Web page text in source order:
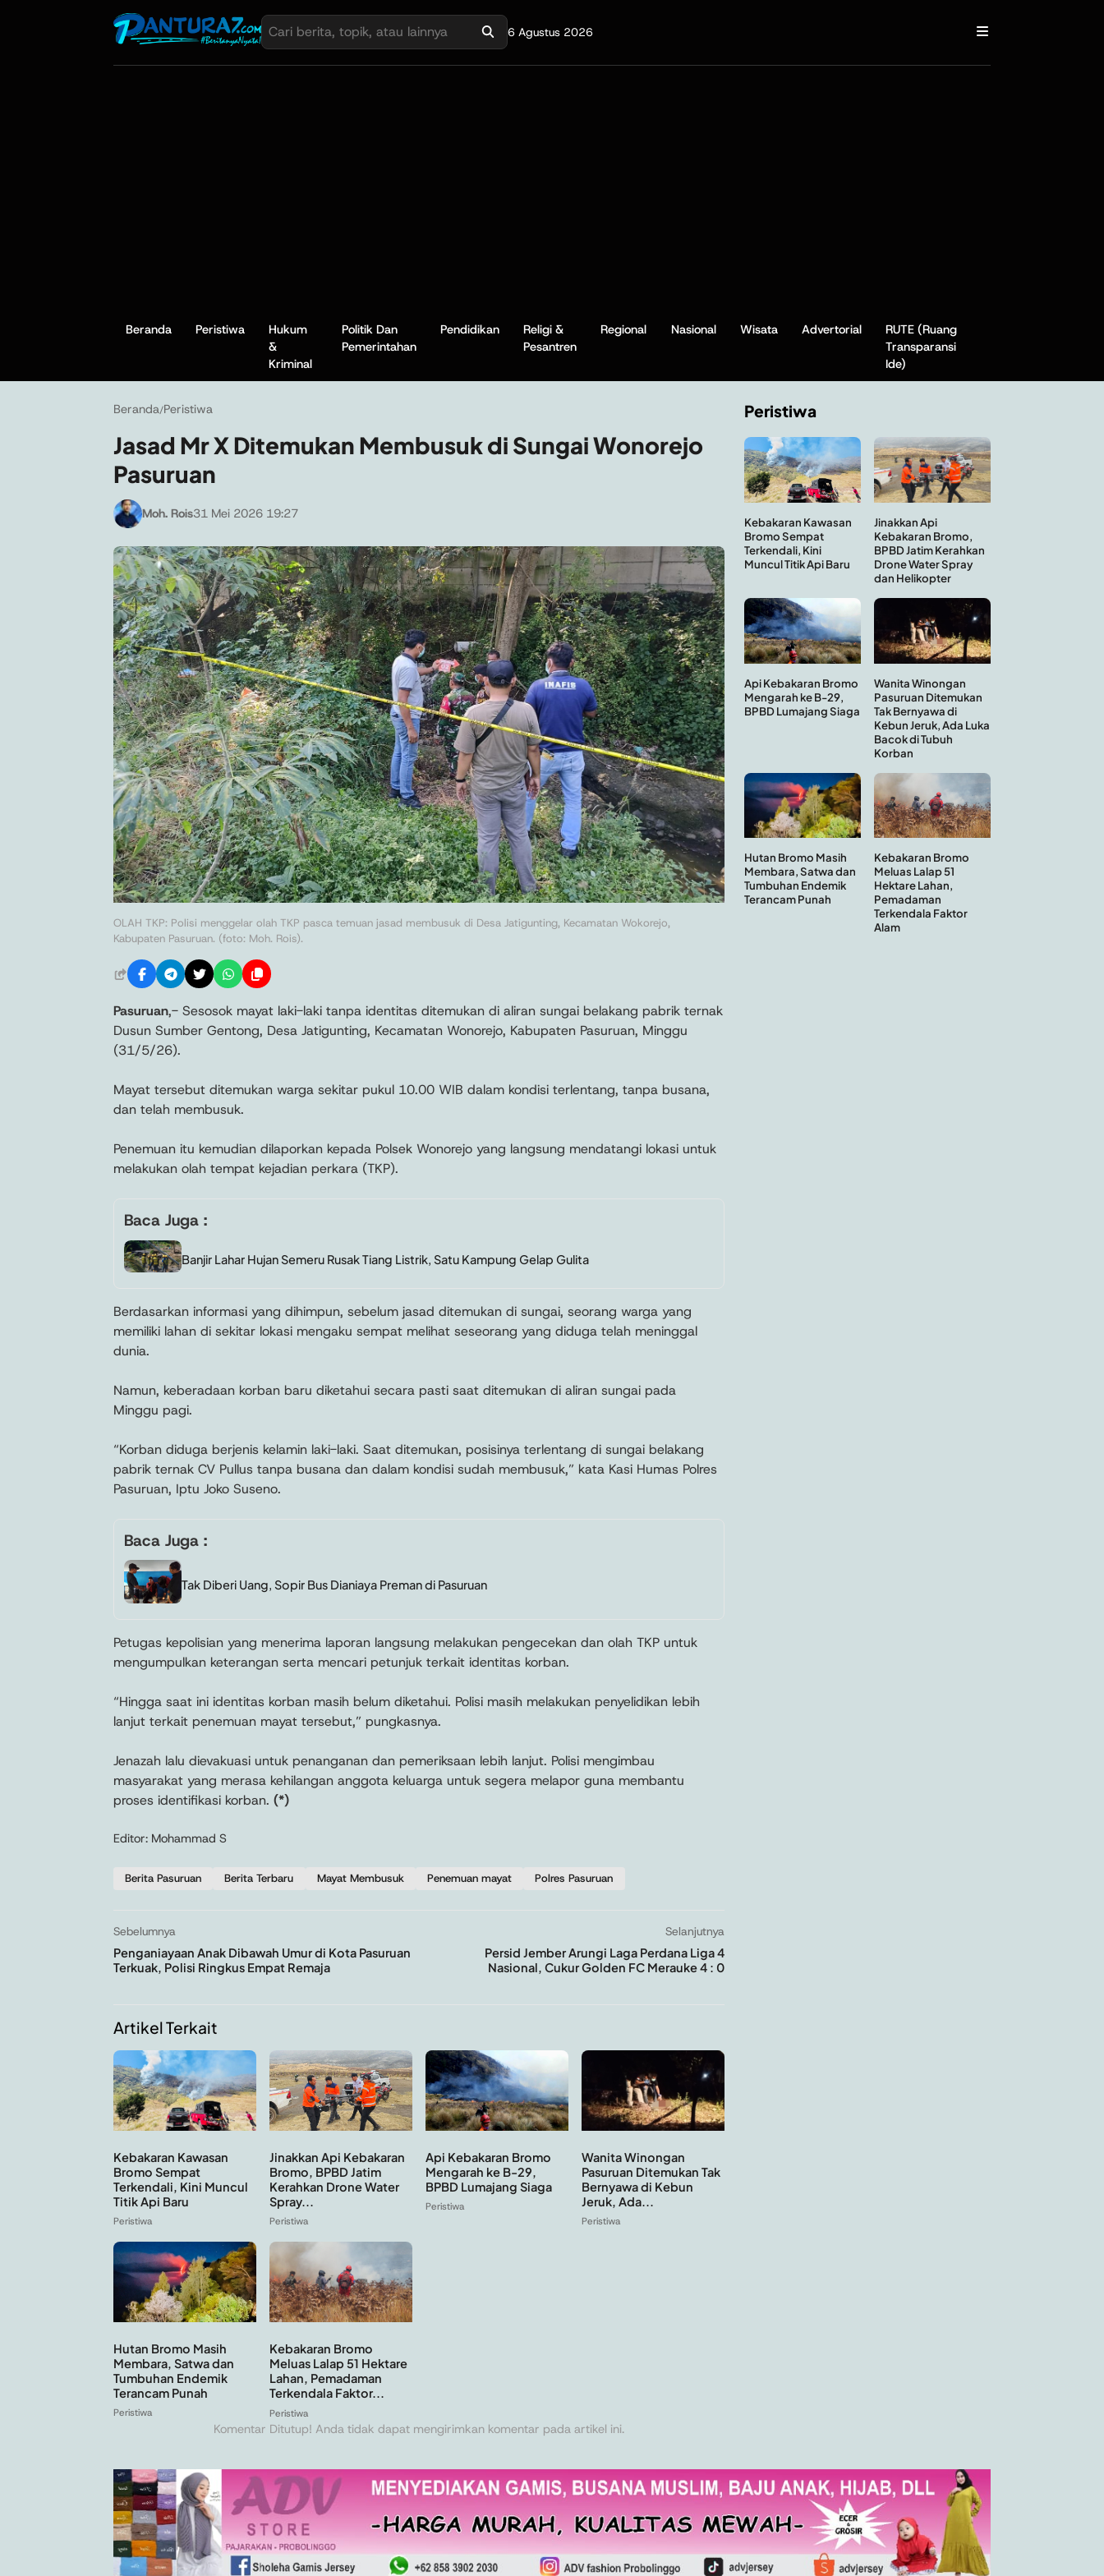
6 Agustus 2026
Beranda Peristiwa
Hukum
&
Kriminal
Politik Dan
Pemerintahan
Pendidikan
Religi &
Pesantren
Regional Nasional Wisata Advertorial
RUTE (Ruang
Transparansi
Ide)
Beranda/Peristiwa
Jasad Mr X Ditemukan Membusuk di Sungai Wonorejo
Pasuruan
Moh. Rois31 Mei 2026 19:27
OLAH TKP: Polisi menggelar olah TKP pasca temuan jasad membusuk di Desa Jatigunting, Kecamatan Wokorejo,
Kabupaten Pasuruan. (foto: Moh. Rois).
Pasuruan,- Sesosok mayat laki-laki tanpa identitas ditemukan di aliran sungai belakang pabrik ternak
Dusun Sumber Gentong, Desa Jatigunting, Kecamatan Wonorejo, Kabupaten Pasuruan, Minggu
(31/5/26).
Mayat tersebut ditemukan warga sekitar pukul 10.00 WIB dalam kondisi terlentang, tanpa busana,
dan telah membusuk.
Penemuan itu kemudian dilaporkan kepada Polsek Wonorejo yang langsung mendatangi lokasi untuk
melakukan olah tempat kejadian perkara (TKP).
Baca Juga :
Banjir Lahar Hujan Semeru Rusak Tiang Listrik, Satu Kampung Gelap Gulita
Berdasarkan informasi yang dihimpun, sebelum jasad ditemukan di sungai, seorang warga yang
memiliki lahan di sekitar lokasi mengaku sempat melihat seseorang yang diduga telah meninggal
dunia.
Namun, keberadaan korban baru diketahui secara pasti saat ditemukan di aliran sungai pada
Minggu pagi.
“Korban diduga berjenis kelamin laki-laki. Saat ditemukan, posisinya terlentang di sungai belakang
pabrik ternak CV Pullus tanpa busana dan dalam kondisi sudah membusuk,” kata Kasi Humas Polres
Pasuruan, Iptu Joko Suseno.
Baca Juga :
Tak Diberi Uang, Sopir Bus Dianiaya Preman di Pasuruan
Petugas kepolisian yang menerima laporan langsung melakukan pengecekan dan olah TKP untuk
mengumpulkan keterangan serta mencari petunjuk terkait identitas korban.
“Hingga saat ini identitas korban masih belum diketahui. Polisi masih melakukan penyelidikan lebih
lanjut terkait penemuan mayat tersebut,” pungkasnya.
Jenazah lalu dievakuasi untuk penanganan dan pemeriksaan lebih lanjut. Polisi mengimbau
masyarakat yang merasa kehilangan anggota keluarga untuk segera melapor guna membantu
proses identifikasi korban. (*)
Editor: Mohammad S
Berita Pasuruan Berita Terbaru Mayat Membusuk Penemuan mayat Polres Pasuruan
Sebelumnya
Penganiayaan Anak Dibawah Umur di Kota Pasuruan
Terkuak, Polisi Ringkus Empat Remaja
Selanjutnya
Persid Jember Arungi Laga Perdana Liga 4
Nasional, Cukur Golden FC Merauke 4 : 0
Artikel Terkait
Kebakaran Kawasan
Bromo Sempat
Terkendali, Kini Muncul
Titik Api Baru
Peristiwa
Jinakkan Api Kebakaran
Bromo, BPBD Jatim
Kerahkan Drone Water
Spray...
Peristiwa
Api Kebakaran Bromo
Mengarah ke B-29,
BPBD Lumajang Siaga
Peristiwa
Wanita Winongan
Pasuruan Ditemukan Tak
Bernyawa di Kebun
Jeruk, Ada...
Peristiwa
Hutan Bromo Masih
Membara, Satwa dan
Tumbuhan Endemik
Terancam Punah
Peristiwa
Kebakaran Bromo
Meluas Lalap 51 Hektare
Lahan, Pemadaman
Terkendala Faktor...
Peristiwa
Komentar Ditutup! Anda tidak dapat mengirimkan komentar pada artikel ini.
Peristiwa
Kebakaran Kawasan
Bromo Sempat
Terkendali, Kini
Muncul Titik Api Baru
Jinakkan Api
Kebakaran Bromo,
BPBD Jatim Kerahkan
Drone Water Spray
dan Helikopter
Api Kebakaran Bromo
Mengarah ke B-29,
BPBD Lumajang Siaga
Wanita Winongan
Pasuruan Ditemukan
Tak Bernyawa di
Kebun Jeruk, Ada Luka
Bacok di Tubuh
Korban
Hutan Bromo Masih
Membara, Satwa dan
Tumbuhan Endemik
Terancam Punah
Kebakaran Bromo
Meluas Lalap 51
Hektare Lahan,
Pemadaman
Terkendala Faktor
Alam